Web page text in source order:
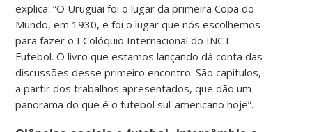
explica: “O Uruguai foi o lugar da primeira Copa do
Mundo, em 1930, e foi o lugar que nós escolhemos
para fazer o I Colóquio Internacional do INCT
Futebol. O livro que estamos lançando dá conta das
discussões desse primeiro encontro. São capítulos,
a partir dos trabalhos apresentados, que dão um
panorama do que é o futebol sul-americano hoje”.